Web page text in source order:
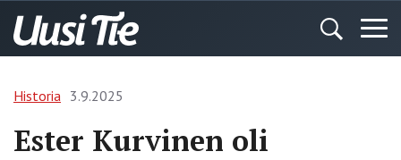
Historia 3.9.2025
Ester Kurvinen oli